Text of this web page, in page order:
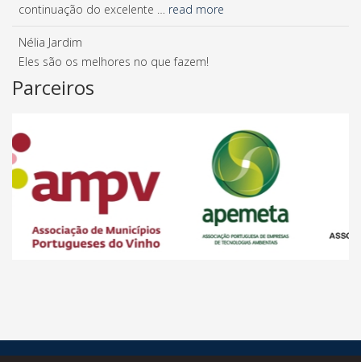
continuação do excelente … read more
Nélia Jardim
Eles são os melhores no que fazem!
Parceiros